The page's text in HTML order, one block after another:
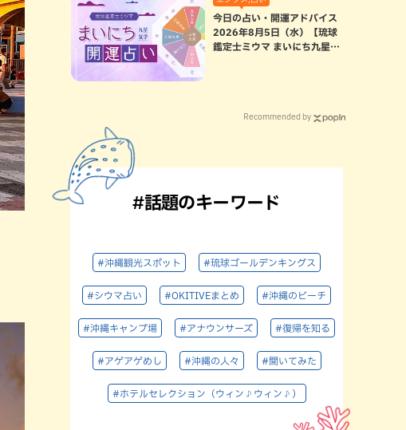
今日の占い・開運アドバイス
2026年8月5日（水）【琉球
鑑定士ミウマ まいにち九星気
Recommended by
#話題のキーワード
#沖縄観光スポット #琉球ゴールデンキングス
#シウマ占い #OKITIVEまとめ #沖縄のビーチ
#沖縄キャンプ場 #アナウンサーズ #復帰を知る
#アゲアゲめし #沖縄の人々 #聞いてみた
#ホテルセレクション（ウィン♪ウィン♪）